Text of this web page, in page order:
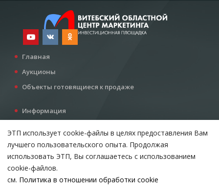
Главная
Аукционы
Объекты готовящиеся к продаже
Информация
Все для инвестора
Контакты
Возникли вопросы?
ЭТП использует cookie-файлы в целях предоставления Вам
лучшего пользовательского опыта. Продолжая
использовать ЭТП, Вы соглашаетесь с использованием
cookie-файлов.
см. Политика в отношении обработки cookie